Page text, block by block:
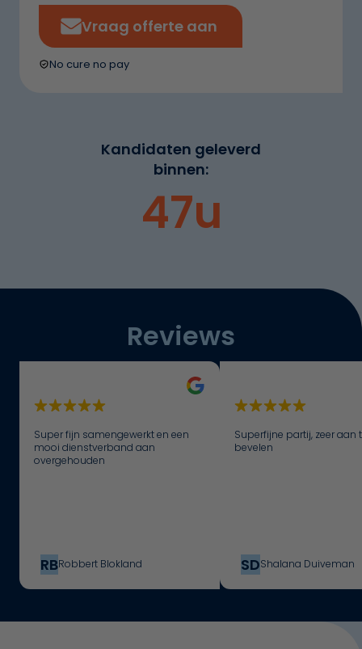
Kandidaten geleverd
binnen:
48u
Vraag offerte aan
No cure no pay
Reviews
Super fijn samengewerkt en een
mooi dienstverband aan
overgehouden
RBRobbert Blokland
Superfijne partij, zeer aan
bevelen
SDShalana Duiveman